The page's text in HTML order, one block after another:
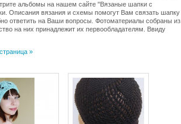
альбомы на нашем сайте "Вязаные шапки с
Описания вязания и схемы помогут Вам связать шапку
ответить на Ваши вопросы. Фотоматериалы собраны из
на них принадлежит их первообладателям. Ввиду
»